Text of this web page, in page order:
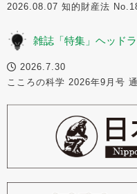
2026.08.07 知的財産法
雑誌「特集」ヘッド
2026.7.30
こころの科学 2026年9月号